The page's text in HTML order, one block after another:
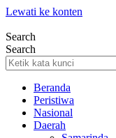
Lewati ke konten
Search
Search
Beranda
Peristiwa
Nasional
Daerah